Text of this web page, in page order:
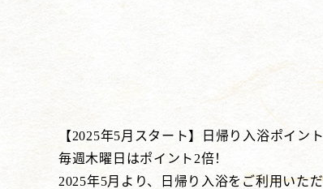
【2025年5月スタート】日帰り入浴ポイン
毎週木曜日はポイント2倍！
2025年5月より、日帰り入浴をご利用いた